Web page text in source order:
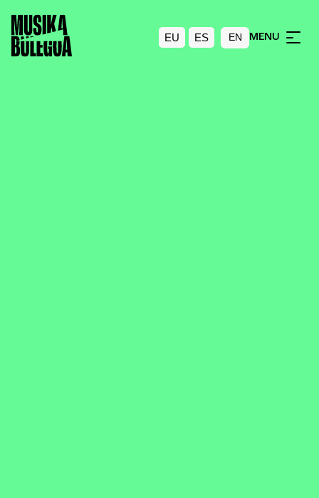
EU ES MENU